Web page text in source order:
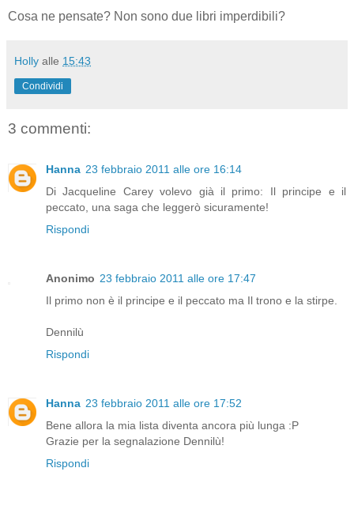
Cosa ne pensate? Non sono due libri imperdibili?
Holly alle 15:43
Condividi
3 commenti:
Hanna 23 febbraio 2011 alle ore 16:14
Di Jacqueline Carey volevo già il primo: Il principe e il
peccato, una saga che leggerò sicuramente!
Rispondi
Anonimo 23 febbraio 2011 alle ore 17:47
Il primo non è il principe e il peccato ma Il trono e la stirpe.
Dennilù
Rispondi
Hanna 23 febbraio 2011 alle ore 17:52
Bene allora la mia lista diventa ancora più lunga :P
Grazie per la segnalazione Dennilù!
Rispondi